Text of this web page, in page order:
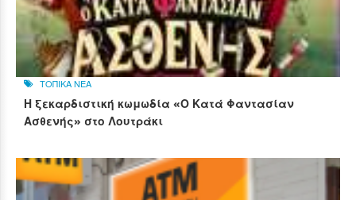
ΤΟΠΙΚΑ ΝΕΑ
Η ξεκαρδιστική κωμωδία «Ο Κατά Φαντασίαν
Ασθενής» στο Λουτράκι